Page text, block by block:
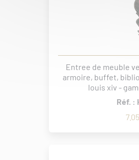
Entree de meuble
armoire, buffet,
louis xiv -
Réf. :